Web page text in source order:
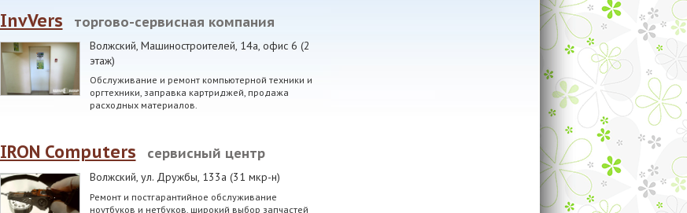
InvVers торгово-сервисная компания
Волжский, Машиностроителей, 14а, офис 6 (2
этаж)
Обслуживание и ремонт компьютерной техники и
оргтехники, заправка картриджей, продажа
расходных материалов.
IRON Computers сервисный центр
Волжский, ул. Дружбы, 133а (31 мкр-н)
Ремонт и постгарантийное обслуживание
ноутбуков и нетбуков, широкий выбор запчастей